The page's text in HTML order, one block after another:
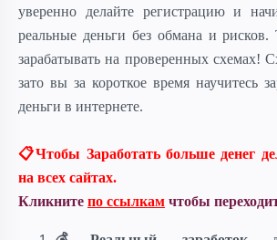
уверенно делайте регистрацию и
реальные деньги без обмана и
зарабатывать на проверенных схемах!
зато вы за короткое время научитесь
деньги в интернете.
📋Чтобы Заработать больше денег
на всех сайтах.
Кликните по ссылкам чтобы